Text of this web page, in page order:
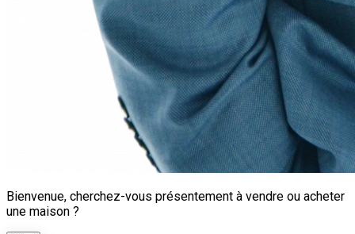
Bienvenue, cherchez-vous présentement à vendre ou acheter
une maison ?